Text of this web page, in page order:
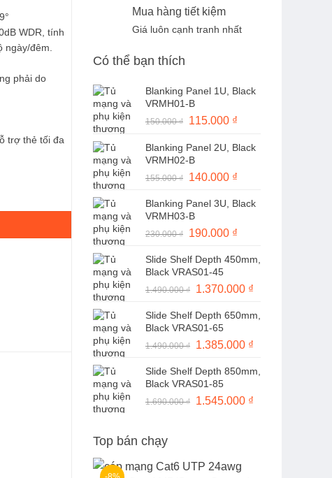
Mua hàng tiết kiệm
Giá luôn cạnh tranh nhất
Có thể bạn thích
Blanking Panel 1U, Black
VRMH01-B
150.000₫
Giá
là:
150.000 ₫.
115.000 ₫
tại
Blanking Panel 2U, Black
VRMH02-B
155.000₫
Giá
là:
155.000 ₫.
140.000 ₫
tại
Blanking Panel 3U, Black
VRMH03-B
230.000₫
Giá
là:
230.000 ₫.
190.000 ₫
tại
190.000 ₫.
Slide Shelf Depth 450mm,
Black VRAS01-45
1.490.000₫
Giá
là:
1.490.000 ₫.
1.370.000 ₫
tại
Slide Shelf Depth 650mm,
Black VRAS01-65
1.490.000₫
Giá
là:
1.490.000 ₫.
1.385.000 ₫
tại
Slide Shelf Depth 850mm,
Black VRAS01-85
1.690.000₫
Giá
1.545.000 ₫
Top bán chạy
WDR, tính
đêm.
phải do
trợ thẻ tối đa
số lượng